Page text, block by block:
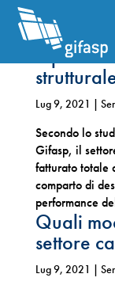
Lug 9, 2021 |
Secondo lo
Gifasp, il
fatturato totale
comparto di
performance
Quali
settore
Lug 9, 2021 |